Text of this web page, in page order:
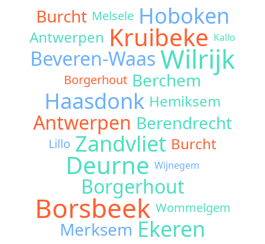
Burcht Melsele Hoboken
Antwerpen Kruibeke Kallo
Beveren-Waas Wilrijk
Borgerhout Berchem
Haasdonk Hemiksem
Antwerpen Berendrecht
Lillo Zandvliet Burcht
Deurne Wijnegem
Borgerhout
Borsbeek Wommelgem
Merksem Ekeren